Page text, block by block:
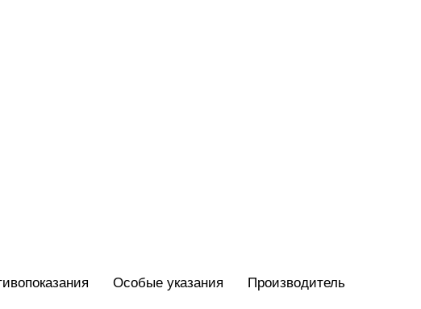
Особые указания Производитель